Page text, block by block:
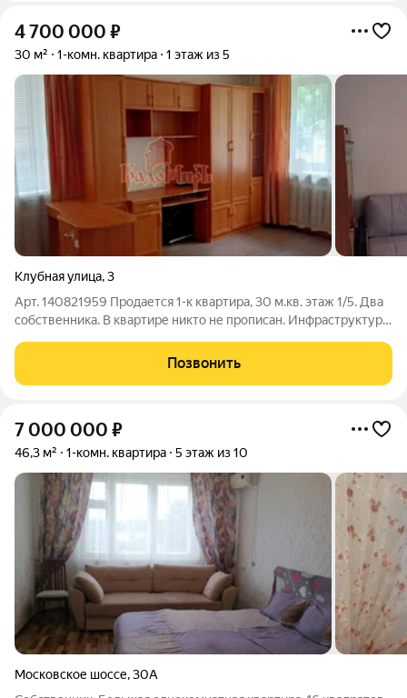
4 700 000 ₽
30 м² 1-комн. квартира 1 этаж из 5
Клубная улица,3
Арт. 140821959 Продается 1-к квартира, 30 м.кв. этаж 1/5. Два
собственника. В квартире никто не прописан. Инфраструктура:
автобуса, магазины Пятёрочка, Дикси. Вашему вниманию
предлагается тёплая,
Позвонить
7 000 000 ₽
46,3 м² 1-комн. квартира 5 этаж из 10
Московское шоссе,30А